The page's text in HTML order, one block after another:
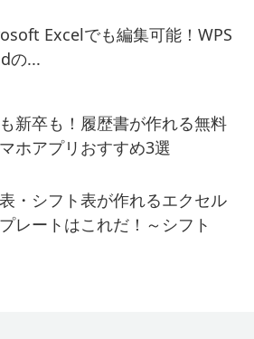
Excelでも編集可能！WPS
の...
新卒も！履歴書が作れる無料
ホアプリおすすめ3選
・シフト表が作れるエクセル
レートはこれだ！～シフト